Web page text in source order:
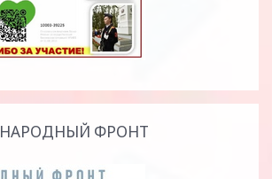
НАРОДНЫЙ ФРОНТ